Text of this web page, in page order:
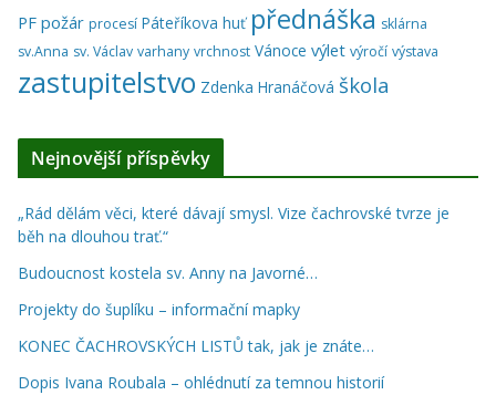
PF požár procesí Páteříkova huť přednáška sklárna
sv.Anna sv. Václav varhany vrchnost Vánoce výlet výročí výstava
zastupitelstvo Zdenka Hranáčová škola
Nejnovější příspěvky
„Rád dělám věci, které dávají smysl. Vize čachrovské tvrze je
běh na dlouhou trať.“
Budoucnost kostela sv. Anny na Javorné…
Projekty do šuplíku – informační mapky
KONEC ČACHROVSKÝCH LISTŮ tak, jak je znáte…
Dopis Ivana Roubala – ohlédnutí za temnou historií